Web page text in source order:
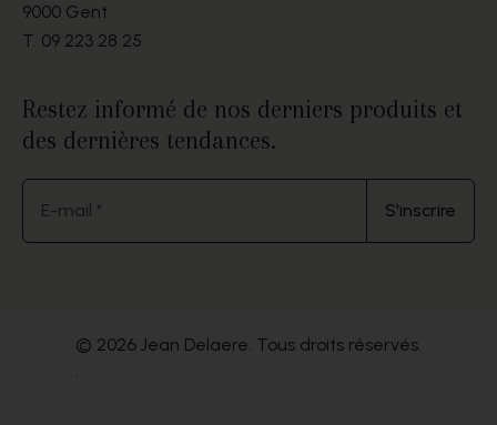
9000 Gent
T. 09 223 28 25
Restez informé de nos derniers produits et
des dernières tendances.
E-mail * S'inscrire
© 2026 Jean Delaere. Tous droits réservés.
.